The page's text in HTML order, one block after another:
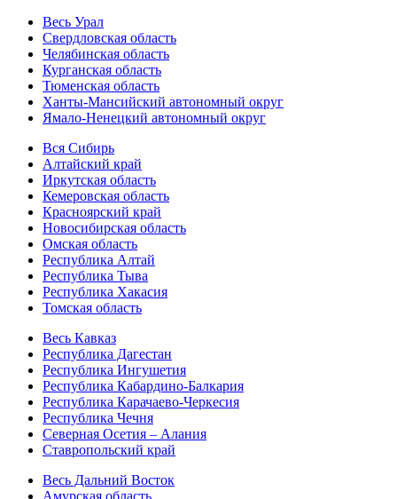
Весь Урал
Свердловская область
Челябинская область
Курганская область
Тюменская область
Ханты-Мансийский автономный округ
Ямало-Ненецкий автономный округ
Вся Сибирь
Алтайский край
Иркутская область
Кемеровская область
Красноярский край
Новосибирская область
Омская область
Республика Алтай
Республика Тыва
Республика Хакасия
Томская область
Весь Кавказ
Республика Дагестан
Республика Ингушетия
Республика Кабардино-Балкария
Республика Карачаево-Черкесия
Республика Чечня
Северная Осетия – Алания
Ставропольский край
Весь Дальний Восток
Амурская область